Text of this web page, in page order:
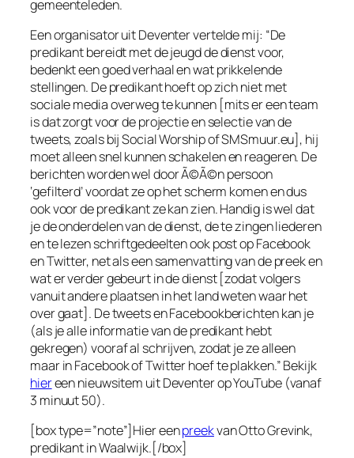
gemeenteleden.
Een organisator uit Deventer vertelde mij: “De
predikant bereidt met de jeugd de dienst voor,
bedenkt een goed verhaal en wat prikkelende
stellingen. De predikant hoeft op zich niet met
sociale media overweg te kunnen [mits er een team
is dat zorgt voor de projectie en selectie van de
tweets, zoals bij Social Worship of SMSmuur.eu], hij
moet alleen snel kunnen schakelen en reageren. De
berichten worden wel door Ã©Ã©n persoon
‘gefilterd’ voordat ze op het scherm komen en dus
ook voor de predikant ze kan zien. Handig is wel dat
je de onderdelen van de dienst, de te zingen liederen
en te lezen schriftgedeelten ook post op Facebook
en Twitter, net als een samenvatting van de preek en
wat er verder gebeurt in de dienst [zodat volgers
vanuit andere plaatsen in het land weten waar het
over gaat]. De tweets en Facebookberichten kan je
(als je alle informatie van de predikant hebt
gekregen) vooraf al schrijven, zodat je ze alleen
maar in Facebook of Twitter hoef te plakken.” Bekijk
hiereen nieuwsitem uit Deventer op YouTube (vanaf
3 minuut 50).
[box type=”note”]Hier eenpreekvan Otto Grevink,
predikant in Waalwijk.[/box]